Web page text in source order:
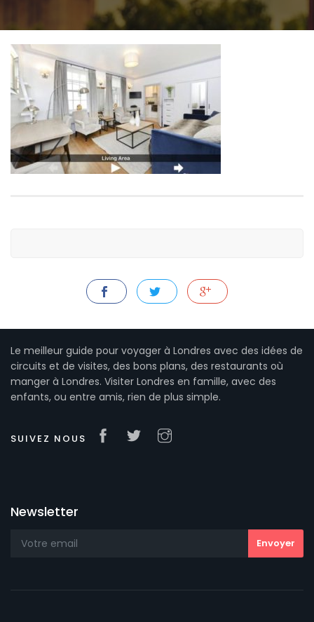
Le meilleur guide pour voyager à Londres avec des idées de
circuits et de visites, des bons plans, des restaurants où
manger à Londres. Visiter Londres en famille, avec des
enfants, ou entre amis, rien de plus simple.
SUIVEZ NOUS
Newsletter